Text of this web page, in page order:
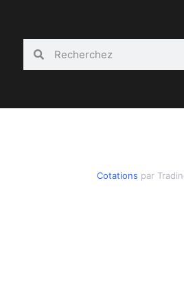
Cotations par